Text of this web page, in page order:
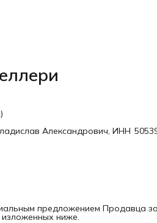
Александрович, ИНН
предложением Продавца
ниже.